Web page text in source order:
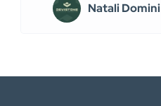
Natali Domini